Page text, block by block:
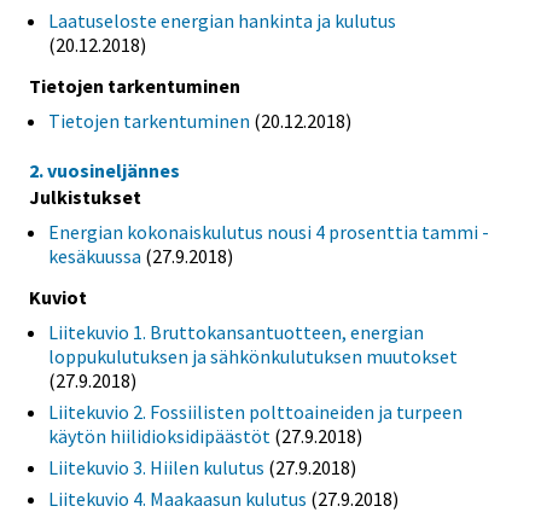
Laatuseloste energian hankinta ja kulutus
(20.12.2018)
Tietojen tarkentuminen
Tietojen tarkentuminen (20.12.2018)
2. vuosineljännes
Julkistukset
Energian kokonaiskulutus nousi 4 prosenttia tammi -
kesäkuussa (27.9.2018)
Kuviot
Liitekuvio 1. Bruttokansantuotteen, energian
loppukulutuksen ja sähkönkulutuksen muutokset
(27.9.2018)
Liitekuvio 2. Fossiilisten polttoaineiden ja turpeen
käytön hiilidioksidipäästöt (27.9.2018)
Liitekuvio 3. Hiilen kulutus (27.9.2018)
Liitekuvio 4. Maakaasun kulutus (27.9.2018)